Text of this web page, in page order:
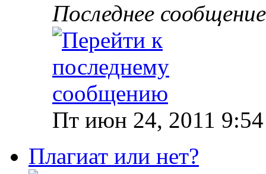
Последнее
Пт июн 24, 2011
Плагиат или нет?